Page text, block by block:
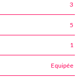
3
5
1
Equipée